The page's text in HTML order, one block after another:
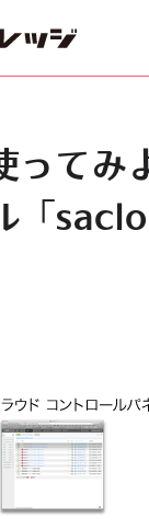
てみ
「